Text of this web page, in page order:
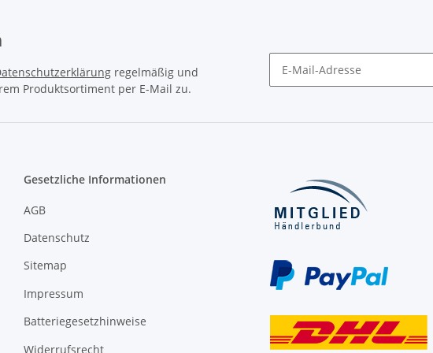
regelmäßig und
Produktsortiment per E-Mail zu.
Gesetzliche Informationen
AGB
Datenschutz
Sitemap
Impressum
Batteriegesetzhinweise
Widerrufsrecht